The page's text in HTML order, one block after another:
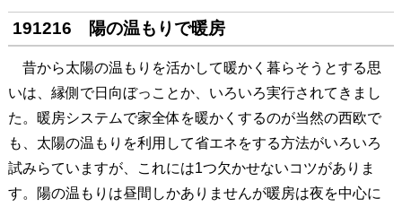
191216 陽の温もりで暖房
昔から太陽の温もりを活かして暖かく暮らそうとする思
いは、縁側で日向ぼっことか、いろいろ実行されてきまし
た。暖房システムで家全体を暖かくするのが当然の西欧で
も、太陽の温もりを利用して省エネをする方法がいろいろ
試みらていますが、これには1つ欠かせないコツがありま
す。陽の温もりは昼間しかありませんが暖房は夜を中心に